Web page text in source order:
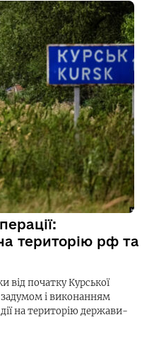
територію рф та
від початку Курської
задумом і виконанням
на територію держави-